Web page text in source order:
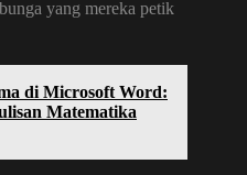
yang mereka petik
di Microsoft Word:
Matematika